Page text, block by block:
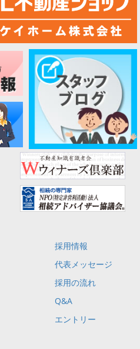
採用情報
代表メッセージ
採用の流れ
Q&A
エントリー